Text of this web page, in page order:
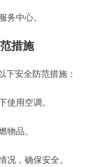
务中心。
措施
下安全防范措施：
使用空调。
物品。
况，确保安全。